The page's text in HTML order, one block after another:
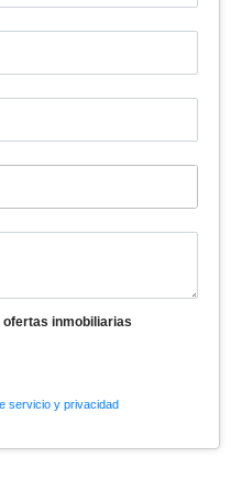
inmobiliarias
servicio y privacidad